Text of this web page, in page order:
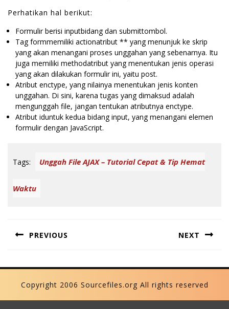
Perhatikan hal berikut:
Formulir berisi inputbidang dan submittombol.
Tag formmemiliki actionatribut ** yang menunjuk ke skrip
yang akan menangani proses unggahan yang sebenarnya. Itu
juga memiliki methodatribut yang menentukan jenis operasi
yang akan dilakukan formulir ini, yaitu post.
Atribut enctype, yang nilainya menentukan jenis konten
unggahan. Di sini, karena tugas yang dimaksud adalah
mengunggah file, jangan tentukan atributnya enctype.
Atribut iduntuk kedua bidang input, yang menangani elemen
formulir dengan JavaScript.
Tags: Unggah File AJAX – Tutorial Cepat & Tip Hemat
Waktu
s
n
PREVIOUS
v
NEXT
x
t
Copyright 2006 Sourcefiles.org All rights reserved